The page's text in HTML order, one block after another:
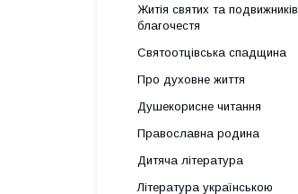
Житія святих та подвижників
благочестя
Святоотцівська спадщина
Про духовне життя
Душекорисне читання
Православна родина
Дитяча література
Література українською